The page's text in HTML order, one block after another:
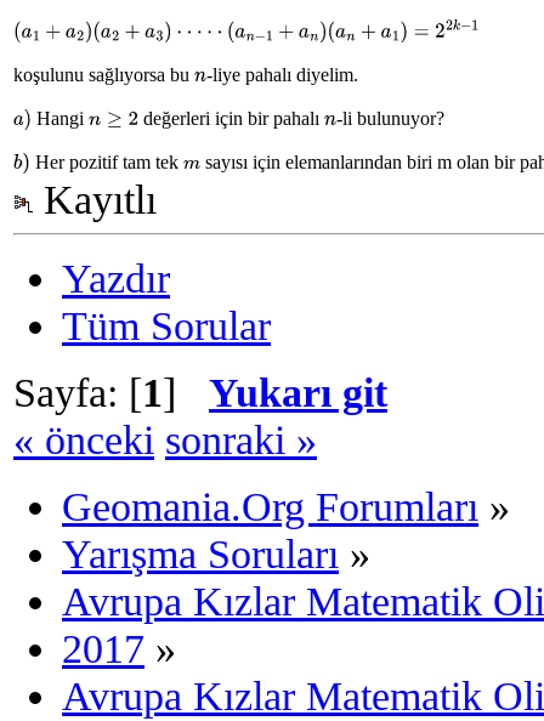
(a1 +a2)(a2+a3)·· ···(a n − 1 + a n)(an+ a1 )=22k−1
koşulunu sağlıyorsa bu n-liye pahalı diyelim.
a) Hangin≥2 değerleri için bir pahalı n-li bulunuyor?
b) Her pozitif tam tek m sayısı için elemanlarından biri m olan bir
Kayıtlı
Yazdır
Tüm Sorular
Sayfa: [1] Yukarı git
« önceki sonraki »
Geomania.Org Forumları »
Yarışma Soruları »
Avrupa Kızlar Matematik
2017 »
Avrupa Kızlar Matematik